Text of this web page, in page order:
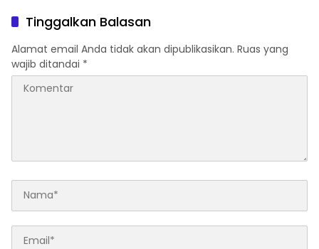
BBM di Sumut
Tinggalkan Balasan
Alamat email Anda tidak akan dipublikasikan. Ruas yang
wajib ditandai *